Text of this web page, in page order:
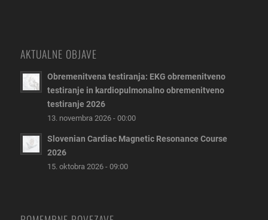
AKTUALNE OBJAVE
Obremenitvena testiranja: EKG obremenitveno
testiranje in kardiopulmonalno obremenitveno
testiranje 2026
13. novembra 2026 - 00:00
Slovenian Cardiac Magnetic Resonance Course
2026
15. oktobra 2026 - 09:00